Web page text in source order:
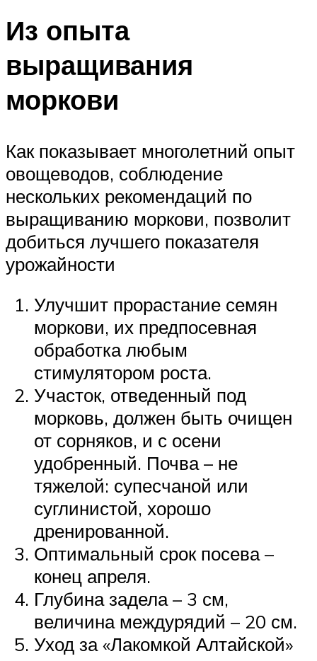
Из опыта
выращивания
моркови
Как показывает многолетний опыт
овощеводов, соблюдение
нескольких рекомендаций по
выращиванию моркови, позволит
добиться лучшего показателя
урожайности
Улучшит прорастание семян
моркови, их предпосевная
обработка любым
стимулятором роста.
Участок, отведенный под
морковь, должен быть очищен
от сорняков, и с осени
удобренный. Почва – не
тяжелой: супесчаной или
суглинистой, хорошо
дренированной.
Оптимальный срок посева –
конец апреля.
Глубина задела – 3 см,
величина междурядий – 20 см.
Уход за «Лакомкой Алтайской»